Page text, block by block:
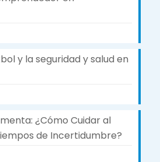
y la seguridad y salud en
¿Cómo Cuidar al
de Incertidumbre?